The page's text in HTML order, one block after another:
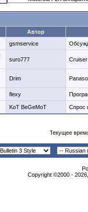
Автор
gsmservice
suro777 Cruiser
Drim
flexy
KoT BeGeMoT Спрос
Текущее
Copyright ©2000 -